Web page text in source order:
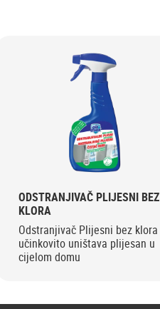
ODSTRANJIVAČ PLIJESNI BEZ
KLORA
Odstranjivač Plijesni bez klora
učinkovito uništava plijesan u
cijelom domu